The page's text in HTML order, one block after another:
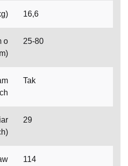
16,6
o
25-80
Tak
29
114